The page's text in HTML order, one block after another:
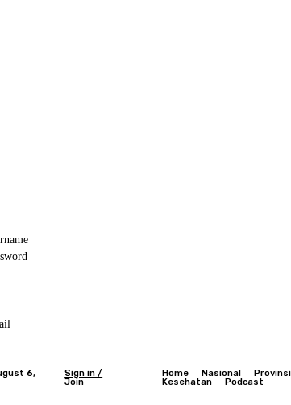
6,
Sign in /
Join
Home Nasional
Kesehatan
Podcast